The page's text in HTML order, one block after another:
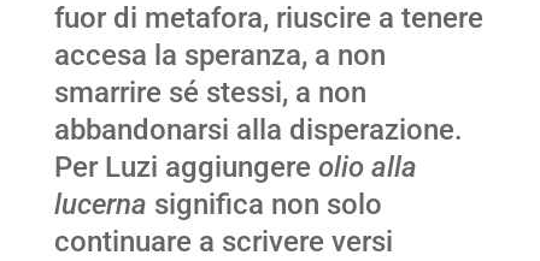
fuor di metafora, riuscire a tenere
accesa la speranza, a non
smarrire sé stessi, a non
abbandonarsi alla disperazione.
Per Luzi aggiungere olio alla
lucerna significa non solo
continuare a scrivere versi